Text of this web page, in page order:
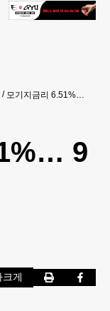
모기지금리 6.51%… 9개월래 최고
9
크게